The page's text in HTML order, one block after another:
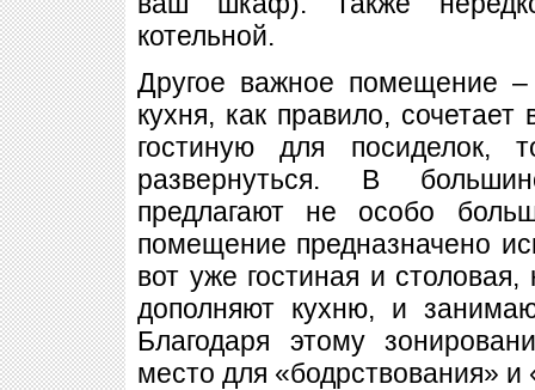
котельной.
Другое важное помещение
кухня, как правило,
гостиную для
развернуться. В
предлагают не особо
помещение предназначено
вот уже гостиная и
дополняют кухню, и
Благодаря этому
место для «бодрствования» и